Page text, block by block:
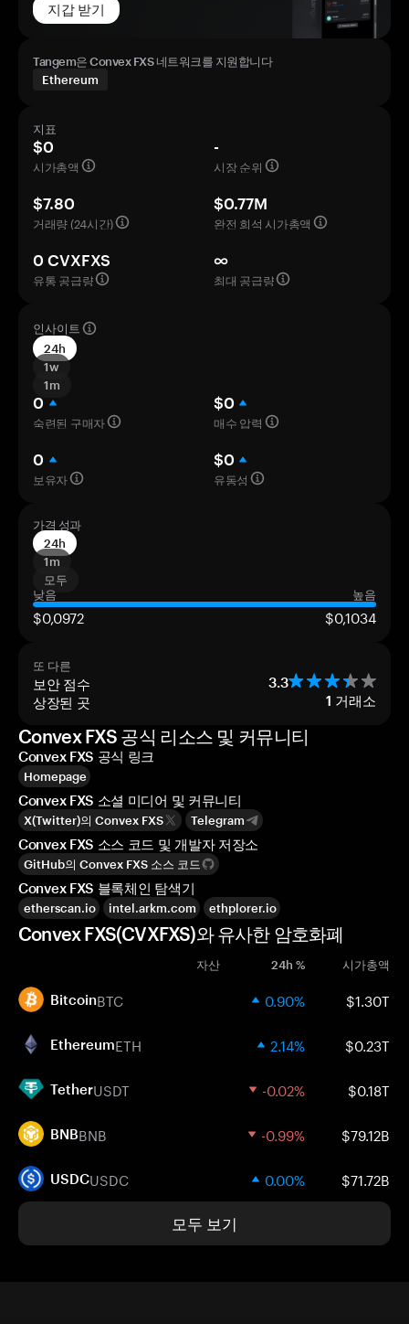
지갑 받기
Tangem은 Convex FXS 네트워크를 지원합니다
Ethereum
지표
$0
시가총액
-
시장 순위
$7.80
거래량 (24시간)
$0.77M
완전 희석 시가총액
0 CVXFXS
유통 공급량
∞
최대 공급량
인사이트
24h
1w
1m
0
숙련된 구매자
$0
매수 압력
0
보유자
$0
유동성
가격 성과
24h
1m
모두
낮음
높음
$0,0972 $0,1034
또 다른
보안 점수 3.3
상장된 곳 1 거래소
Convex FXS 공식 리소스 및 커뮤니티
Convex FXS 공식 링크
Homepage
Convex FXS 소셜 미디어 및 커뮤니티
X(Twitter)의 Convex FXS Telegram
Convex FXS 소스 코드 및 개발자 저장소
GitHub의 Convex FXS 소스 코드
Convex FXS 블록체인 탐색기
etherscan.io intel.arkm.com ethplorer.io
Convex FXS(CVXFXS)와 유사한 암호화폐
자산 24h % 시가총액
BitcoinBTC 0.90% $1.30T
EthereumETH 2.14% $0.23T
TetherUSDT -0.02% $0.18T
BNBBNB -0.99% $79.12B
USDCUSDC 0.00% $71.72B
모두 보기